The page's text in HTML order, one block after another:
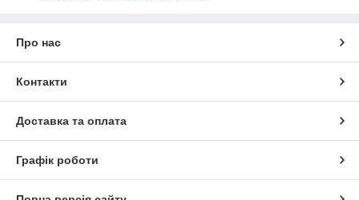
Про нас
Контакти
Доставка та оплата
Графік роботи